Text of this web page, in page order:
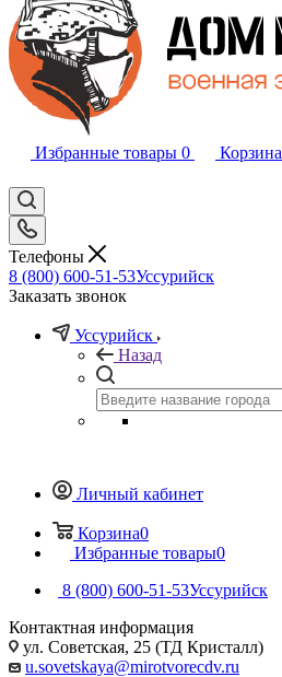
Избранные товары 0 Корзина
Телефоны
8 (800) 600-51-53Уссурийск
Заказать звонок
Уссурийск
Назад
Личный кабинет
Корзина0
Избранные товары0
8 (800) 600-51-53Уссурийск
Контактная информация
ул. Советская, 25 (ТД Кристалл)
u.sovetskaya@mirotvorecdv.ru